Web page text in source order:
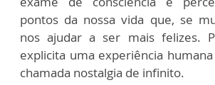
pontos da nossa vida que, se
nos ajudar a ser mais felizes.
explicita uma experiência
chamada nostalgia de infinito.